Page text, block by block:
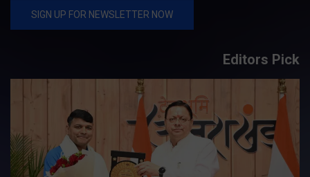
Editors Pick